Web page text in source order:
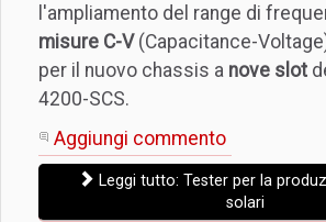
l'ampliamento del range di
misure C-V(Capacitance-
per il nuovo chassis a nove slot
4200-SCS.
Aggiungi commento
Leggi tutto: Tester per la
solari